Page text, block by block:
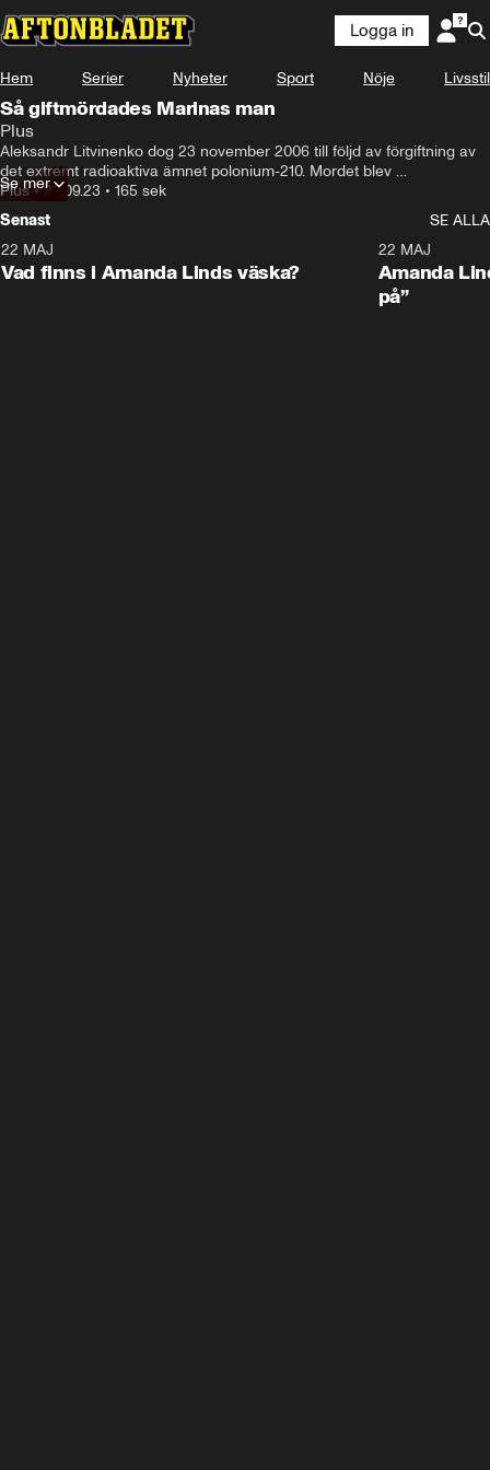
–Först av allt så blev Sascha sjuk omedelbart.
Logga in
Hem Serier Nyheter Sport Nöje Livsstil
Så giftmördades Marinas man
Plus
Aleksandr Litvinenko dog 23 november 2006 till följd av förgiftning av
det extremt radioaktiva ämnet polonium-210. Mordet blev
uppmärksammat världen. Peter Kadhammar träffar hans änka Marina
Litvinenko.
Plus•22.09.23 • 165 sek
Se mer
Senast
SE ALLA
Plus
22 MAJ
Vad finns i Amanda Linds väska?
Plus
22 MAJ
Amanda
på”